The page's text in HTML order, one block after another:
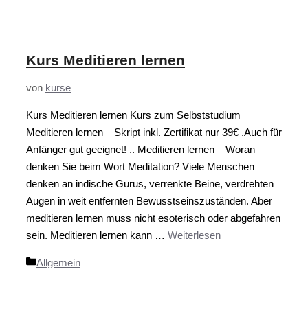
Kurs Meditieren lernen
von kurse
Kurs Meditieren lernen Kurs zum Selbststudium
Meditieren lernen – Skript inkl. Zertifikat nur 39€ .Auch für
Anfänger gut geeignet! .. Meditieren lernen – Woran
denken Sie beim Wort Meditation? Viele Menschen
denken an indische Gurus, verrenkte Beine, verdrehten
Augen in weit entfernten Bewusstseinszuständen. Aber
meditieren lernen muss nicht esoterisch oder abgefahren
sein. Meditieren lernen kann … Weiterlesen
Kategorien
Allgemein